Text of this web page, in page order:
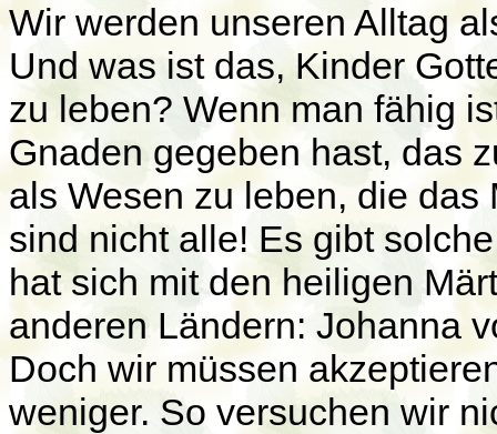
Wir werden unseren Alltag
Und was ist das, Kinder
zu leben? Wenn man fähig
Gnaden gegeben hast, das
als Wesen zu leben, die
sind nicht alle! Es gibt
hat sich mit den heiligen
anderen Ländern: Johanna
Doch wir müssen
weniger. So versuchen wir